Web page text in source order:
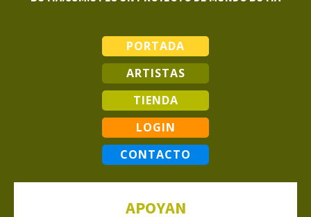
PORTADA
ARTISTAS
TIENDA
LOGIN
CONTACTO
APOYAN